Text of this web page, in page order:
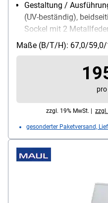
Gestaltung /
(UV-beständig),
Sockel mit 2
Verwendung für
Einsatzbereich:
Maße (B/T/H): 67,0/59,0/
zzgl. 19% MwSt. |
gesonderter Paketversand,